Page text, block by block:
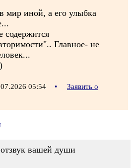
мир иной, а его улыбка
содержится
Главное- не
05:54 •
Заявить о
вашей души